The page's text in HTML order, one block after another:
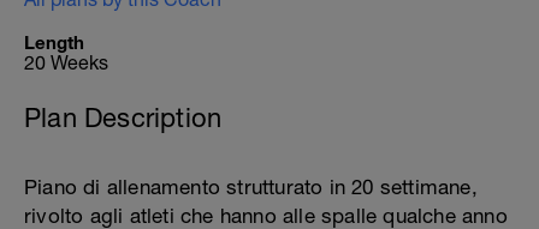
Length
20 Weeks
Plan Description
Piano di allenamento strutturato in 20 settimane,
rivolto agli atleti che hanno alle spalle qualche anno